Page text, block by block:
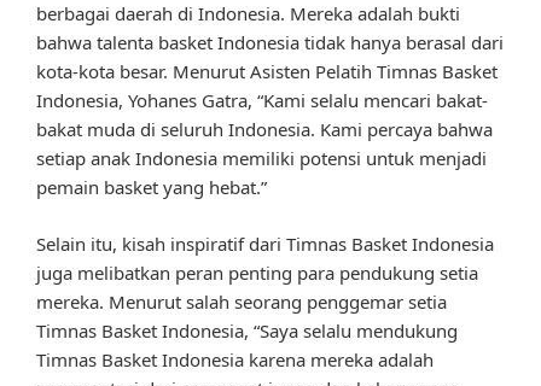
berbagai daerah di Indonesia. Mereka adalah bukti
bahwa talenta basket Indonesia tidak hanya berasal dari
kota-kota besar. Menurut Asisten Pelatih Timnas Basket
Indonesia, Yohanes Gatra, “Kami selalu mencari bakat-
bakat muda di seluruh Indonesia. Kami percaya bahwa
setiap anak Indonesia memiliki potensi untuk menjadi
pemain basket yang hebat.”
Selain itu, kisah inspiratif dari Timnas Basket Indonesia
juga melibatkan peran penting para pendukung setia
mereka. Menurut salah seorang penggemar setia
Timnas Basket Indonesia, “Saya selalu mendukung
Timnas Basket Indonesia karena mereka adalah